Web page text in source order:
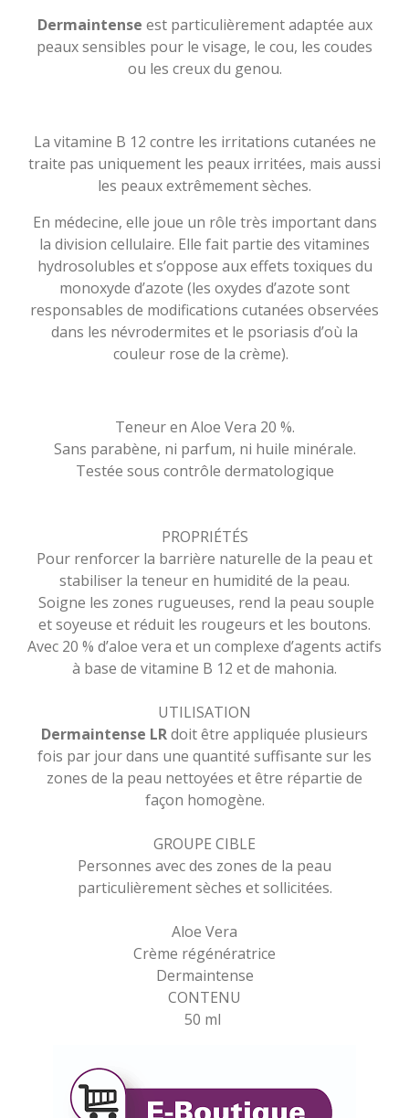
Dermaintense est particulièrement adaptée aux
peaux sensibles pour le visage, le cou, les coudes
ou les creux du genou.
La vitamine B 12 contre les irritations cutanées ne
traite pas uniquement les peaux irritées, mais aussi
les peaux extrêmement sèches.
En médecine, elle joue un rôle très important dans
la division cellulaire. Elle fait partie des vitamines
hydrosolubles et s’oppose aux effets toxiques du
monoxyde d’azote (les oxydes d’azote sont
responsables de modifications cutanées observées
dans les névrodermites et le psoriasis d’où la
couleur rose de la crème).
Teneur en Aloe Vera 20 %.
Sans parabène, ni parfum, ni huile minérale.
Testée sous contrôle dermatologique
PROPRIÉTÉS
Pour renforcer la barrière naturelle de la peau et
stabiliser la teneur en humidité de la peau.
Soigne les zones rugueuses, rend la peau souple
et soyeuse et réduit les rougeurs et les boutons.
Avec 20 % d’aloe vera et un complexe d’agents actifs
à base de vitamine B 12 et de mahonia.
UTILISATION
Dermaintense LRdoit être appliquée plusieurs
fois par jour dans une quantité suffisante sur les
zones de la peau nettoyées et être répartie de
façon homogène.
GROUPE CIBLE
Personnes avec des zones de la peau
particulièrement sèches et sollicitées.
Aloe Vera
Crème régénératrice
Dermaintense
CONTENU
50 ml